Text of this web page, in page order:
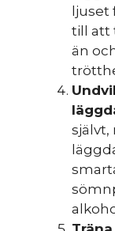
ljuset
till att
än
självt,